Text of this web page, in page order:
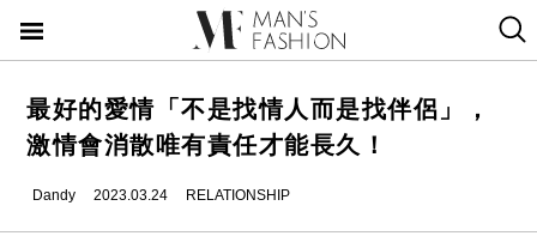
最好的愛情「不是找情人而是找伴侶」，
激情會消散唯有責任才能長久！
Dandy 2023.03.24 RELATIONSHIP